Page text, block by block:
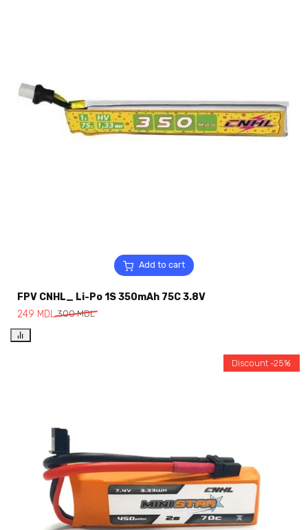
Add to cart
FPV CNHL_ Li-Po 1S 350mAh 75C 3.8V
300MDL
249 MDL
Discount -25%